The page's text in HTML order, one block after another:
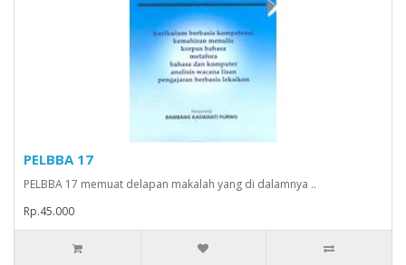
PELBBA 17
PELBBA 17 memuat delapan makalah yang di dalamnya ..
Rp.45.000